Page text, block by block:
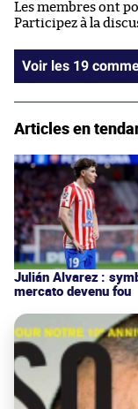
Les membres ont
Participez à la
Voir les 19
Articles en
Julián Alvarez :
mercato devenu fou